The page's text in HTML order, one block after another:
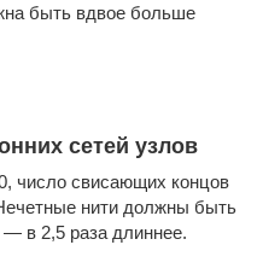
быть вдвое больше
сетей узлов
число свисающих концов
нити должны быть
в 2,5 раза длиннее.